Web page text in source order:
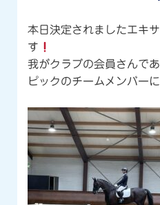
本日決定されましたエキ
す
我がクラブの会員さんで
ピックのチームメンバー